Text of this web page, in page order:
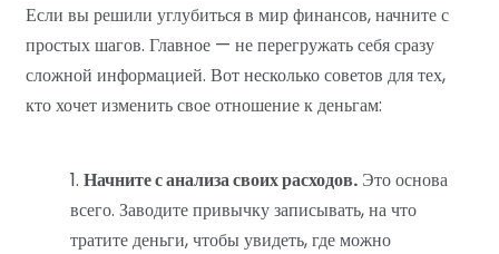
Если вы решили углубиться в мир финансов, начните с
простых шагов. Главное — не перегружать себя сразу
сложной информацией. Вот несколько советов для тех,
кто хочет изменить свое отношение к деньгам:
Начните с анализа своих расходов. Это основа
всего. Заводите привычку записывать, на что
тратите деньги, чтобы увидеть, где можно